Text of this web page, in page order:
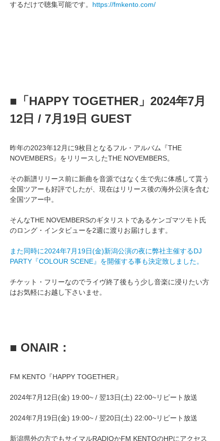
するだけで聴集可能です。 https://fmkento.com/
■「HAPPY TOGETHER」2024年7月
12日 / 7月19日 GUEST
昨年の2023年12月に9枚目となるフル・アルバム『THE
NOVEMBERS』をリリースしたTHE NOVEMBERS。
その新譜リリース前に新曲を音源ではなく生で先に体感して貰う
全国ツアーも好評でしたが、現在はリリース後の海外公演を含む
全国ツアー中。
そんなTHE NOVEMBERSのギタリストであるケンゴマツモト氏
のロング・インタビューを2週に渡りお届けします。
また同時に2024年7月19日(金)新潟公演の夜に弊社主催するDJ
PARTY『COLOUR SCENE』を開催する事も決定致しました。
チケット・フリーなのでライヴ終了後もう少し音楽に浸りたい方
はお気軽にお越し下さいませ。
■ ONAIR：
FM KENTO『HAPPY TOGETHER』
2024年7月12日(金) 19:00~ / 翌13日(土) 22:00~リピート放送
2024年7月19日(金) 19:00~ / 翌20日(土) 22:00~リピート放送
新潟県外の方でもサイマルRADIOかFM KENTOのHPにアクセス